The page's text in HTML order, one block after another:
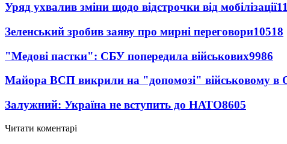
Уряд ухвалив зміни щодо відстрочки від мобілізації
Зеленський зробив заяву про мирні переговори10518
"Медові пастки": СБУ попередила військових9986
Майора ВСП викрили на "допомозі" військовому в
Залужний: Україна не вступить до НАТО8605
Читати коментарі